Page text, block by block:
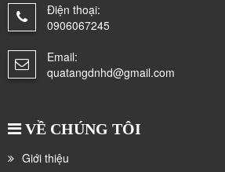
Điện thoại:
0906067245
Email:
quatangdnhd@gmail.com
VỀ CHÚNG TÔI
Giới thiệu